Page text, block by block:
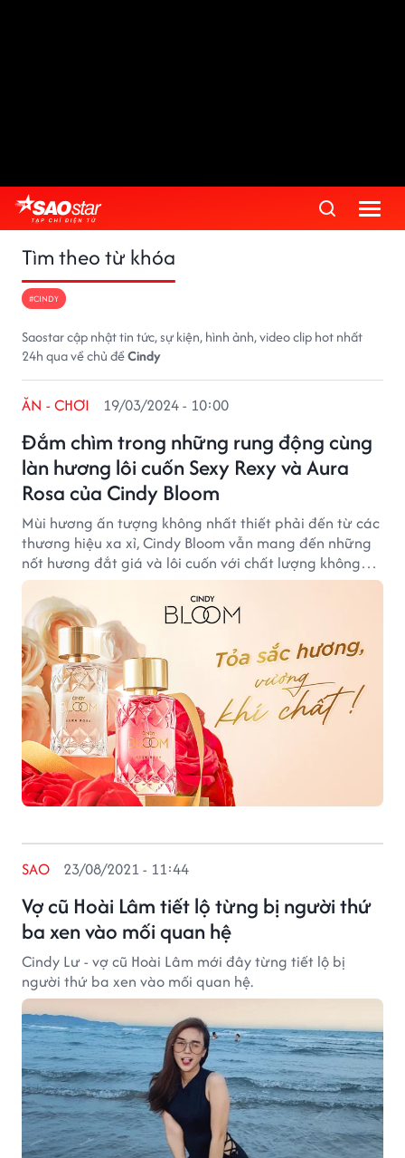
Tìm theo từ khóa
#CINDY
Saostar cập nhật tin tức, sự kiện, hình ảnh, video clip hot nhất
24h qua về chủ đềCindy
Đắm chìm trong những rung động cùng
làn hương lôi cuốn Sexy Rexy và Aura
Rosa của Cindy Bloom
ĂN - CHƠI 19/03/2024 - 10:00
Mùi hương ấn tượng không nhất thiết phải đến từ các
thương hiệu xa xỉ, Cindy Bloom vẫn mang đến những
nốt hương đắt giá và lôi cuốn với chất lượng không
thua kém những thương hiệu nước hoa hàng đầu thế
giới.
Vợ cũ Hoài Lâm tiết lộ từng bị người thứ
ba xen vào mối quan hệ
SAO 23/08/2021 - 11:44
Cindy Lư - vợ cũ Hoài Lâm mới đây từng tiết lộ bị
người thứ ba xen vào mối quan hệ.